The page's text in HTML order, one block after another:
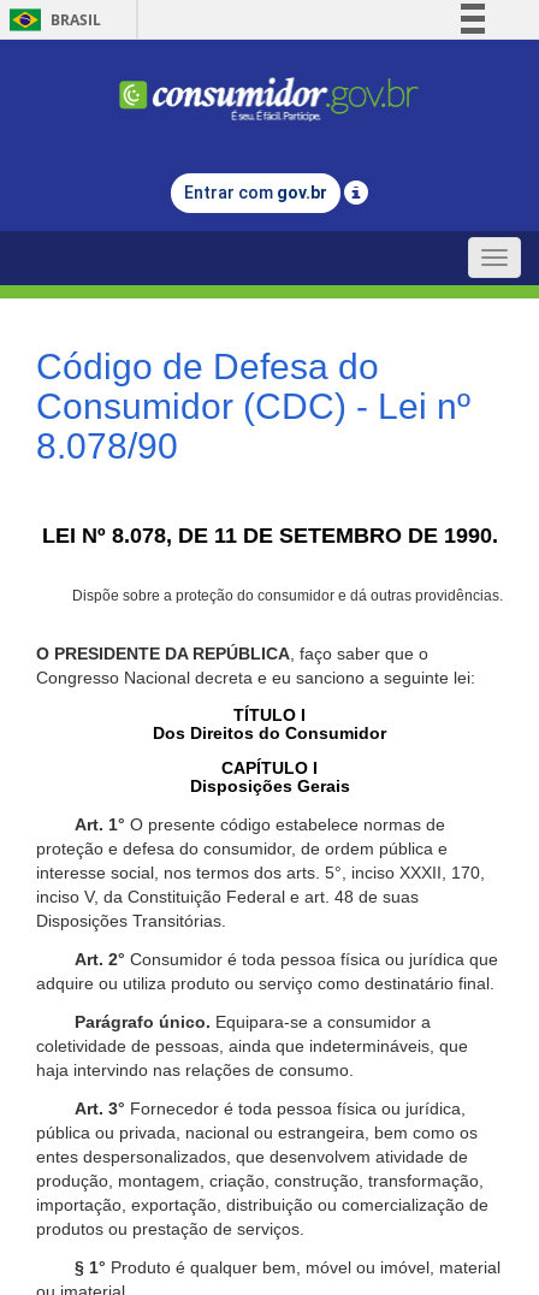
BRASIL
Comunica BR
Legislação
Entrar com gov.br
Toggle
Código de Defesa do
Consumidor (CDC) - Lei nº
8.078/90
LEI Nº 8.078, DE 11 DE SETEMBRO DE 1990.
Dispõe sobre a proteção do consumidor e dá outras providências.
O PRESIDENTE DA REPÚBLICA , faço saber que o
Congresso Nacional decreta e eu sanciono a seguinte lei:
TÍTULO I
Dos Direitos do Consumidor
CAPÍTULO I
Disposições Gerais
Art. 1° O presente código estabelece normas de
proteção e defesa do consumidor, de ordem pública e
interesse social, nos termos dos arts. 5°, inciso XXXII, 170,
inciso V, da Constituição Federal e art. 48 de suas
Disposições Transitórias.
Art. 2° Consumidor é toda pessoa física ou jurídica que
adquire ou utiliza produto ou serviço como destinatário final.
Parágrafo único. Equipara-se a consumidor a
coletividade de pessoas, ainda que indetermináveis, que
haja intervindo nas relações de consumo.
Art. 3° Fornecedor é toda pessoa física ou jurídica,
pública ou privada, nacional ou estrangeira, bem como os
entes despersonalizados, que desenvolvem atividade de
produção, montagem, criação, construção, transformação,
importação, exportação, distribuição ou comercialização de
produtos ou prestação de serviços.
§ 1° Produto é qualquer bem, móvel ou imóvel, material